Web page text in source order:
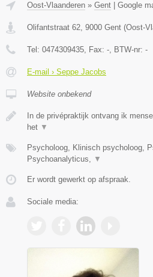
Oost-Vlaanderen » Gent Google
Olifantstraat 62, 9000 Gent (Oost-
Tel: 0474309435, Fax: -, BTW-nr: -
E-mail › Seppe Jacobs
Website onbekend
In de privépraktijk ontvang ik
het ▼
Psycholoog, Klinisch psycholoog,
Psychoanalyticus, ▼
Er wordt gewerkt op afspraak.
Sociale media: